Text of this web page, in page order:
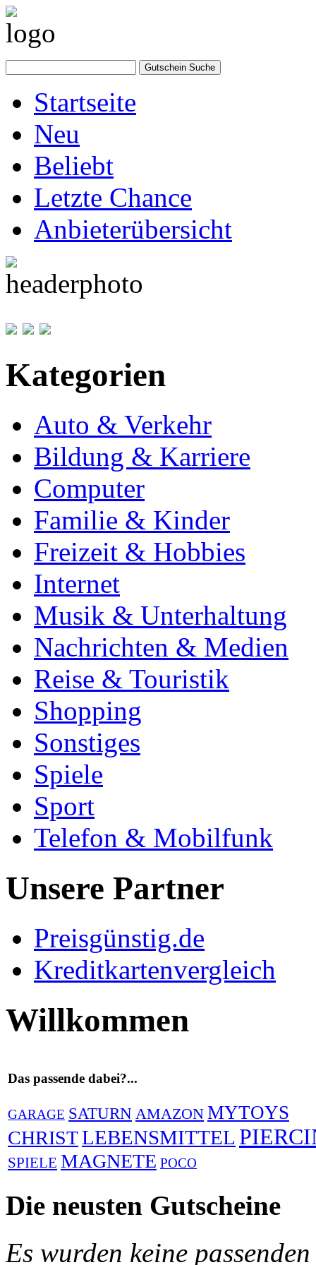
Startseite
Neu
Beliebt
Letzte Chance
Anbieterübersicht
Kategorien
Auto & Verkehr
Bildung & Karriere
Computer
Familie & Kinder
Freizeit & Hobbies
Internet
Musik & Unterhaltung
Nachrichten & Medien
Reise & Touristik
Shopping
Sonstiges
Spiele
Sport
Telefon & Mobilfunk
Unsere Partner
Preisgünstig.de
Kreditkartenvergleich
Willkommen
Das passende dabei?...
GARAGE SATURN AMAZON MYTOYS
CHRISTLEBENSMITTEL
SPIELE MAGNETE POCO
Die neusten Gutscheine
Es wurden keine